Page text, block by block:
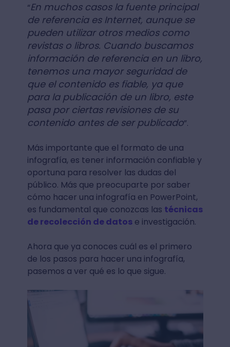
“En muchos casos la fuente principal
de referencia es Internet, aunque se
pueden utilizar otros medios como
revistas o libros. Cuando buscamos
información de referencia en un libro,
tenemos una mayor seguridad de
que el contenido es fiable, ya que
para la publicación de un libro, este
pasa por ciertas revisiones de su
contenido antes de ser publicado”.
Más importante que el formato de una
infografía, es tener información confiable y
oportuna para resolver las dudas del
público. Más que preocuparte por saber
cómo hacer una infografía en PowerPoint,
es fundamental que conozcas las técnicas
de recolección de datose investigación.
Ahora que ya conoces cuál es el primero
de los pasos para hacer una infografía,
pasemos a ver qué es lo que sigue.